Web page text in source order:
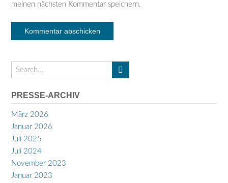
meinen nächsten Kommentar speichern.
PRESSE-ARCHIV
März 2026
Januar 2026
Juli 2025
Juli 2024
November 2023
Januar 2023